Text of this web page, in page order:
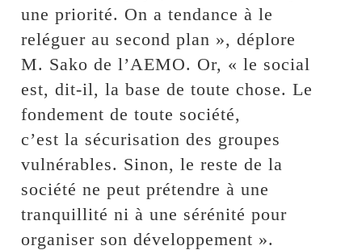
une priorité. On a tendance à le
reléguer au second plan », déplore
M. Sako de l’AEMO. Or, « le social
est, dit-il, la base de toute chose. Le
fondement de toute société,
c’est la sécurisation des groupes
vulnérables. Sinon, le reste de la
société ne peut prétendre à une
tranquillité ni à une sérénité pour
organiser son développement ».